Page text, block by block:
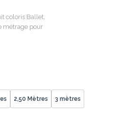
coloris Ballet,
métrage pour
2,50 Mètres 3 mètres